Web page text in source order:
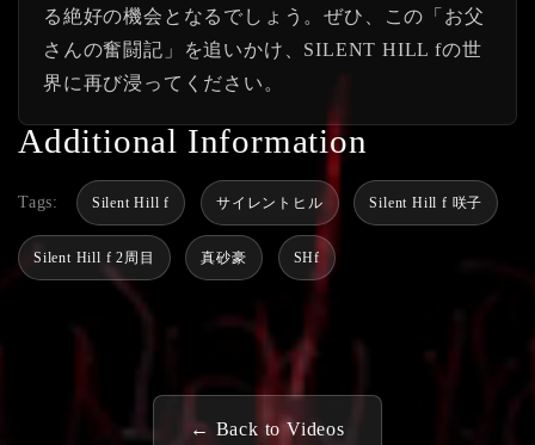
る絶好の機会となるでしょう。ぜひ、この「お父
さんの奮闘記」を追いかけ、SILENT HILL fの世
界に再び浸ってください。
Additional Information
Tags: Silent Hill f サイレントヒル Silent Hill f 咲子
Silent Hill f 2周目 真砂豪 SHf
← Back to Videos